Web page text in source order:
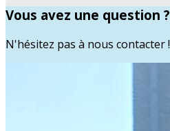
Vous avez une question ?
N'hésitez pas à nous contacter !